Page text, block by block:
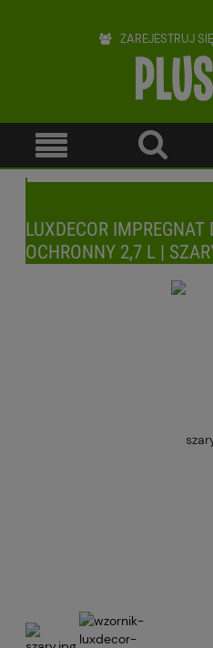
ZAREJESTRUJ SIĘ
LUXDECOR IMPREGNAT
OCHRONNY 2,7 L |